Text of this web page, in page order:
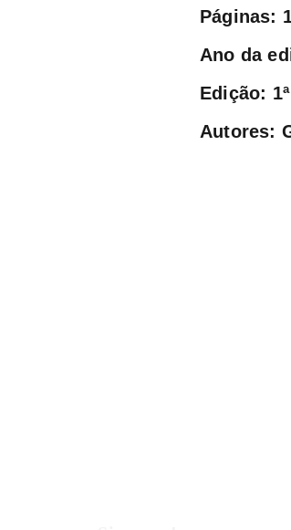
Páginas:
Ano da
Edição:
Autores: